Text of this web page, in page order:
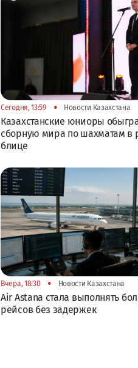
Сегодня, 13:59 • Новости Казахстана
Казахстанские юниоры
сборную мира по шахматам в
блице
Вчера, 18:30 • Новости Казахстана
Air Astana стала выполнять
рейсов без задержек